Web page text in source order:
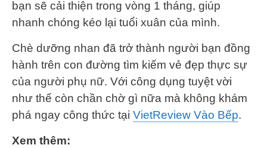
bạn sẽ cải thiện trong vòng 1 tháng, giúp
nhanh chóng kéo lại tuổi xuân của mình.
Chè dưỡng nhan đã trở thành người bạn đồng
hành trên con đường tìm kiếm vẻ đẹp thực sự
của người phụ nữ. Với công dụng tuyệt vời
như thế còn chần chờ gì nữa mà không khám
phá ngay công thức tại VietReview Vào Bếp.
Xem thêm: